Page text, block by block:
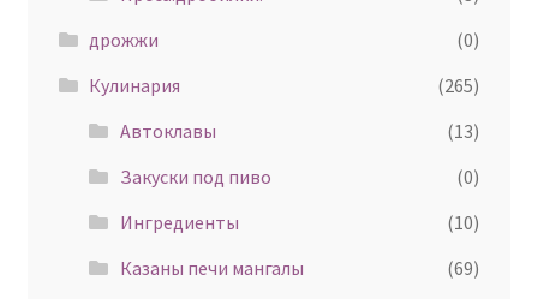
дрожжи
(0)
Кулинария
(265)
Автоклавы
(13)
Закуски под пиво
(0)
Ингредиенты
(10)
Казаны печи мангалы
(69)